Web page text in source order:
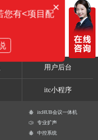
用户后台
itc小程序
itcHUB会议一体机
专业扩声
中控系统
×
您有<项目配